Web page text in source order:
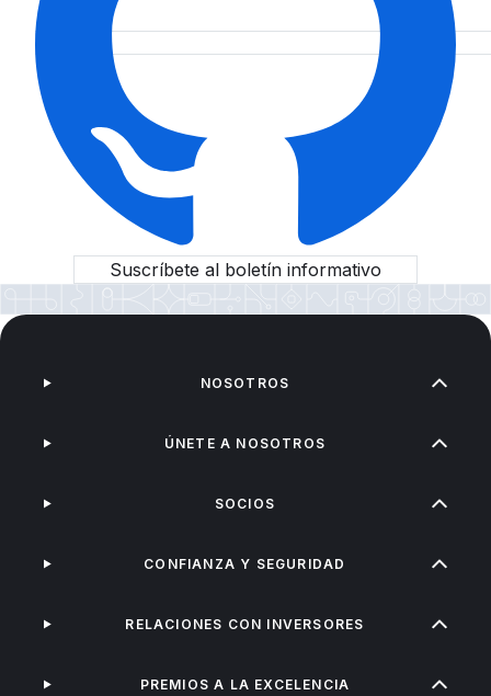
Suscríbete al boletín informativo
NOSOTROS
ÚNETE A NOSOTROS
SOCIOS
CONFIANZA Y SEGURIDAD
RELACIONES CON INVERSORES
PREMIOS A LA EXCELENCIA